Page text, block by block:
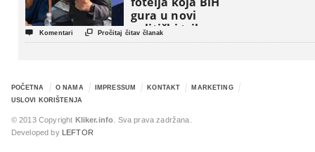
gura u novi
politički triler
 Komentari  Pročitaj čitav članak
POČETNA O NAMA IMPRESSUM KONTAKT
MARKETING
USLOVI KORIŠTENJA
© 2013 Copyright Kliker.info . Sva prava zadržana.
Developed by
LEFTOR